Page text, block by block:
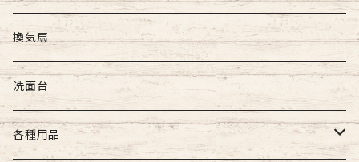
屋外照明
壁付け照明
吊下げ照明
屋内照明
壁付け照明
換気扇
洗面台
各種用品